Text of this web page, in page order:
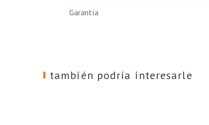
Garantía
también podría interesarle